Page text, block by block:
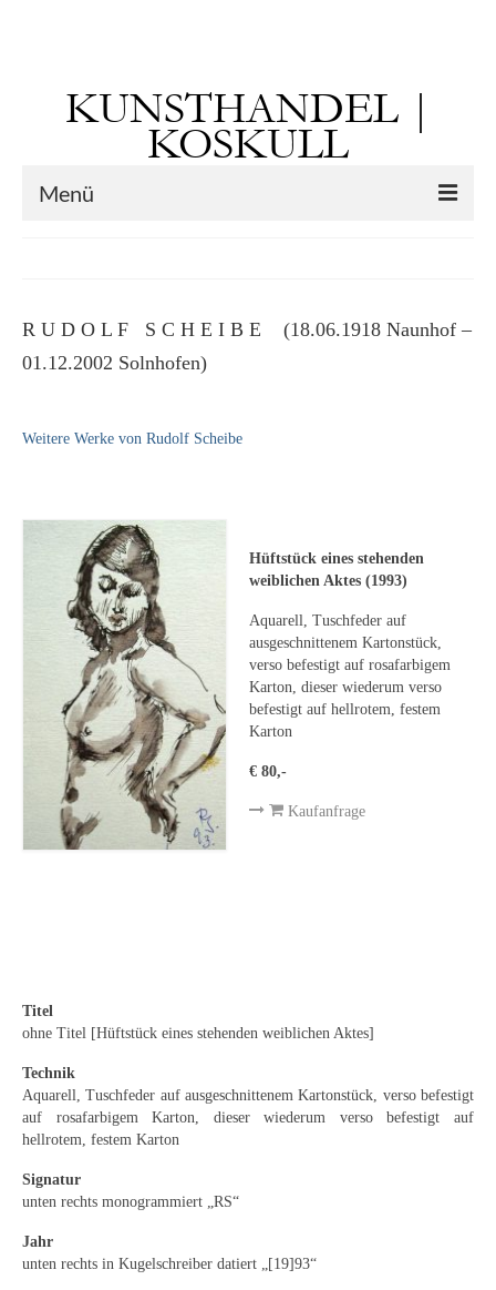
KUNSTHANDEL |
KOSKULL
Menü
George Paice
Johann Georg Strobel
Ludwig Martin Wilberg
Weitere Künstler nach 1945
Kunst 1900-1945
Walter Becker
Ernst Geitlinger
Richard Sprick
Weitere Künstler 1900-1945
Hermann Dieste
R U D O L F S C H E I B E (18.06.1918 Naunhof –
01.12.2002 Solnhofen)
Weitere Werke von Rudolf Scheibe
Hüftstück eines stehenden
weiblichen Aktes (1993)
Aquarell, Tuschfeder auf
ausgeschnittenem Kartonstück,
verso befestigt auf rosafarbigem
Karton, dieser wiederum verso
befestigt auf hellrotem, festem
Karton
€ 80,-
Kaufanfrage
Titel
ohne Titel [Hüftstück eines stehenden weiblichen Aktes]
Technik
Aquarell, Tuschfeder auf ausgeschnittenem Kartonstück, verso befestigt
auf rosafarbigem Karton, dieser wiederum verso befestigt auf
hellrotem, festem Karton
Signatur
unten rechts monogrammiert „RS“
Jahr
unten rechts in Kugelschreiber datiert „[19]93“